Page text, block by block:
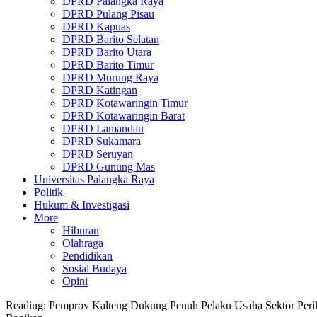
DPRD Pulang Pisau
DPRD Kapuas
DPRD Barito Selatan
DPRD Barito Utara
DPRD Barito Timur
DPRD Murung Raya
DPRD Katingan
DPRD Kotawaringin Timur
DPRD Kotawaringin Barat
DPRD Lamandau
DPRD Sukamara
DPRD Seruyan
DPRD Gunung Mas
Universitas Palangka Raya
Politik
Hukum & Investigasi
More
Hiburan
Olahraga
Pendidikan
Sosial Budaya
Opini
Reading: Pemprov Kalteng Dukung Penuh Pelaku Usaha Sektor